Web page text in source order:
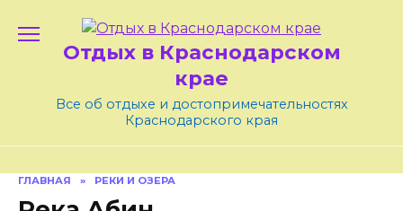
Отдых в Краснодарском
крае
Все об отдыхе и достопримечательностях
Краснодарского края
ГЛАВНАЯ » РЕКИ И ОЗЕРА